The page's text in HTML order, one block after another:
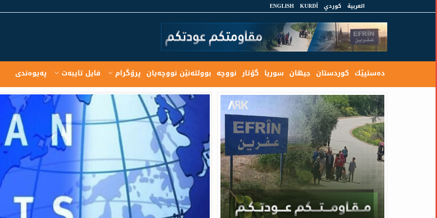
العربية كوردي KURDÎ
ENGLISH
ده‌ستپێك كوردستان جیهان سوریا گۆتار نووچه‌ بوولته‌نێن نووچه‌یان پرۆگرام فایل تایبەت په‌یوه‌ندی